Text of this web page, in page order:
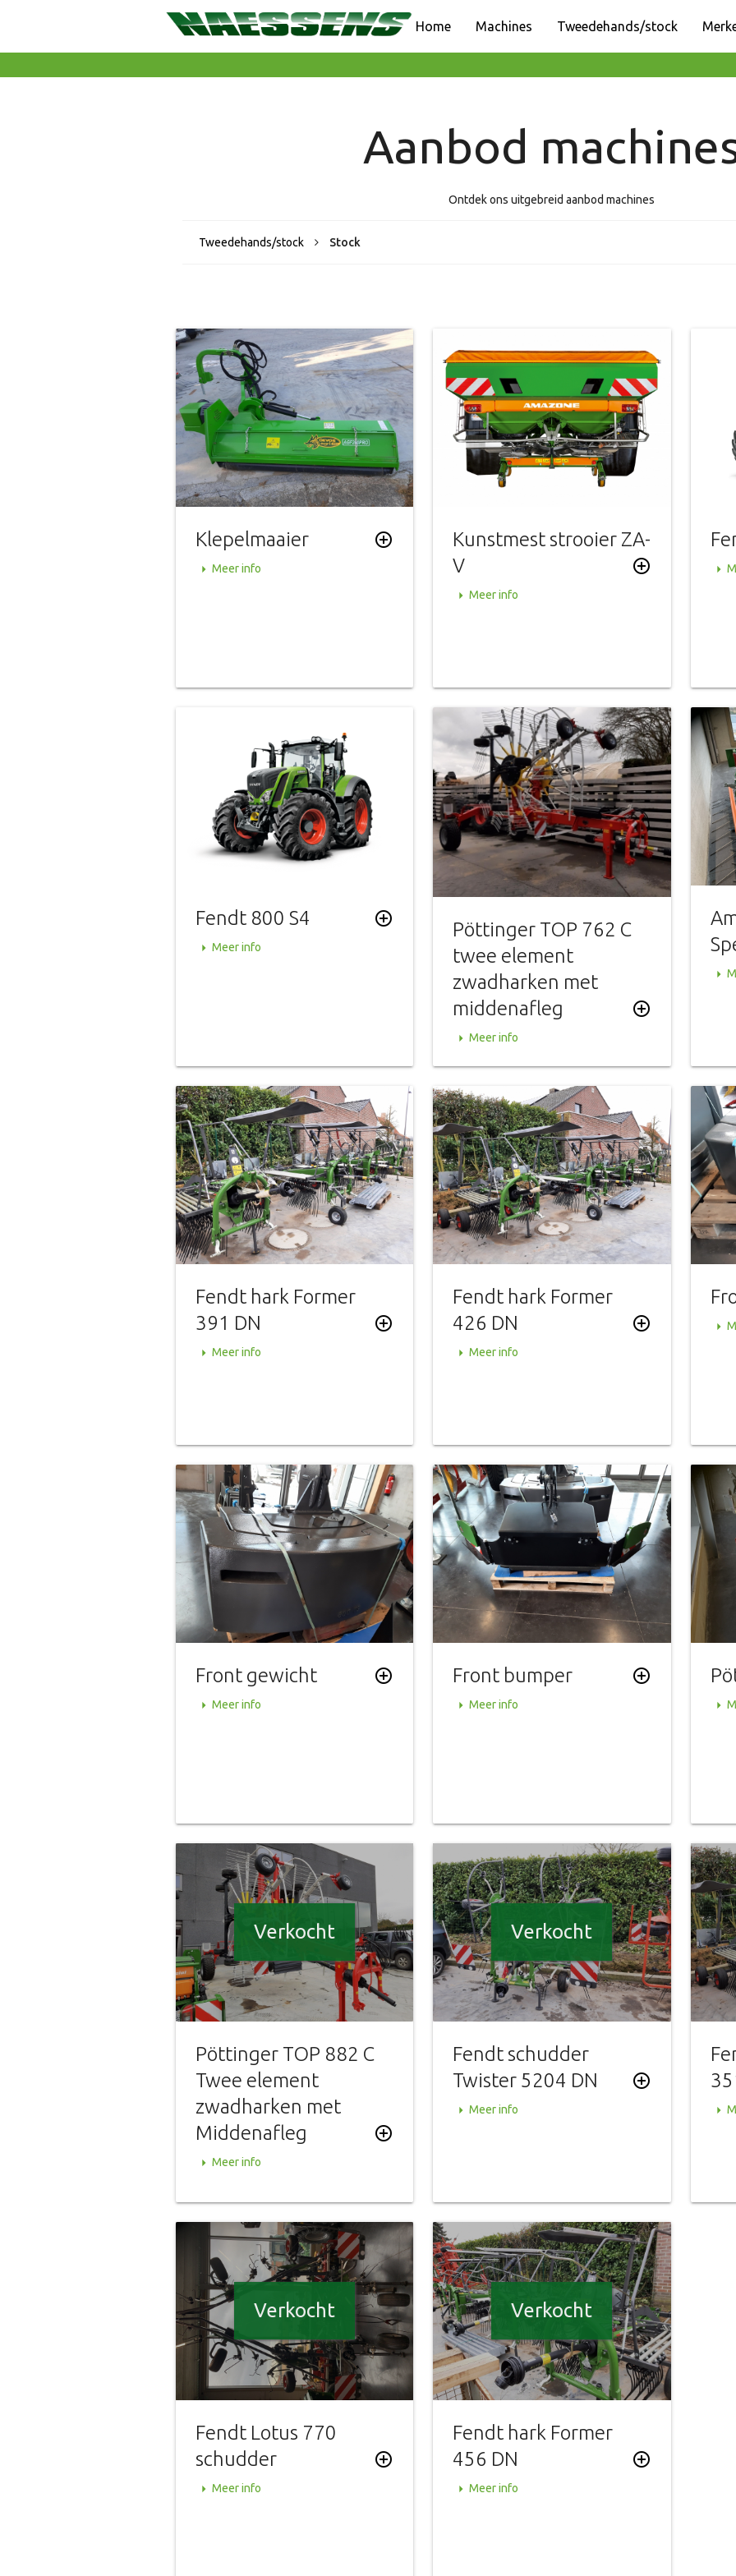
Home Machines Tweedehands/stock
Aanbod
Ontdek ons uitgebreid aanbod machines
Tweedehands/stock Stock
Klepelmaaier add_circle_outline
arrow_right Meer info
Kunstmest strooier ZA-
V
add_circle_outline
arrow_rightMeer info
arrow_right
Fendt 800 S4 add_circle_outline
arrow_right Meer info
Pöttinger TOP 762 C
twee element
zwadharken met
middenafleg
add_circle_outline
arrow_rightMeer info
arrow_right
Fendt hark Former
391 DN
add_circle_outline
arrow_right Meer info
Fendt hark Former
426 DN
add_circle_outline
arrow_rightMeer info
arrow_right
Front gewicht add_circle_outline
arrow_right Meer info
Front bumper add_circle_outline
arrow_rightMeer info arrow_right
Verkocht
Pöttinger TOP 882 C
Twee element
zwadharken met
Middenafleg
add_circle_outline
arrow_right Meer info
Verkocht
Fendt schudder
Twister 5204 DN
add_circle_outline
arrow_rightMeer info arrow_right
Verkocht
Fendt Lotus 770
schudder
add_circle_outline
arrow_right Meer info
Verkocht
Fendt hark Former
456 DN
add_circle_outline
arrow_rightMeer info